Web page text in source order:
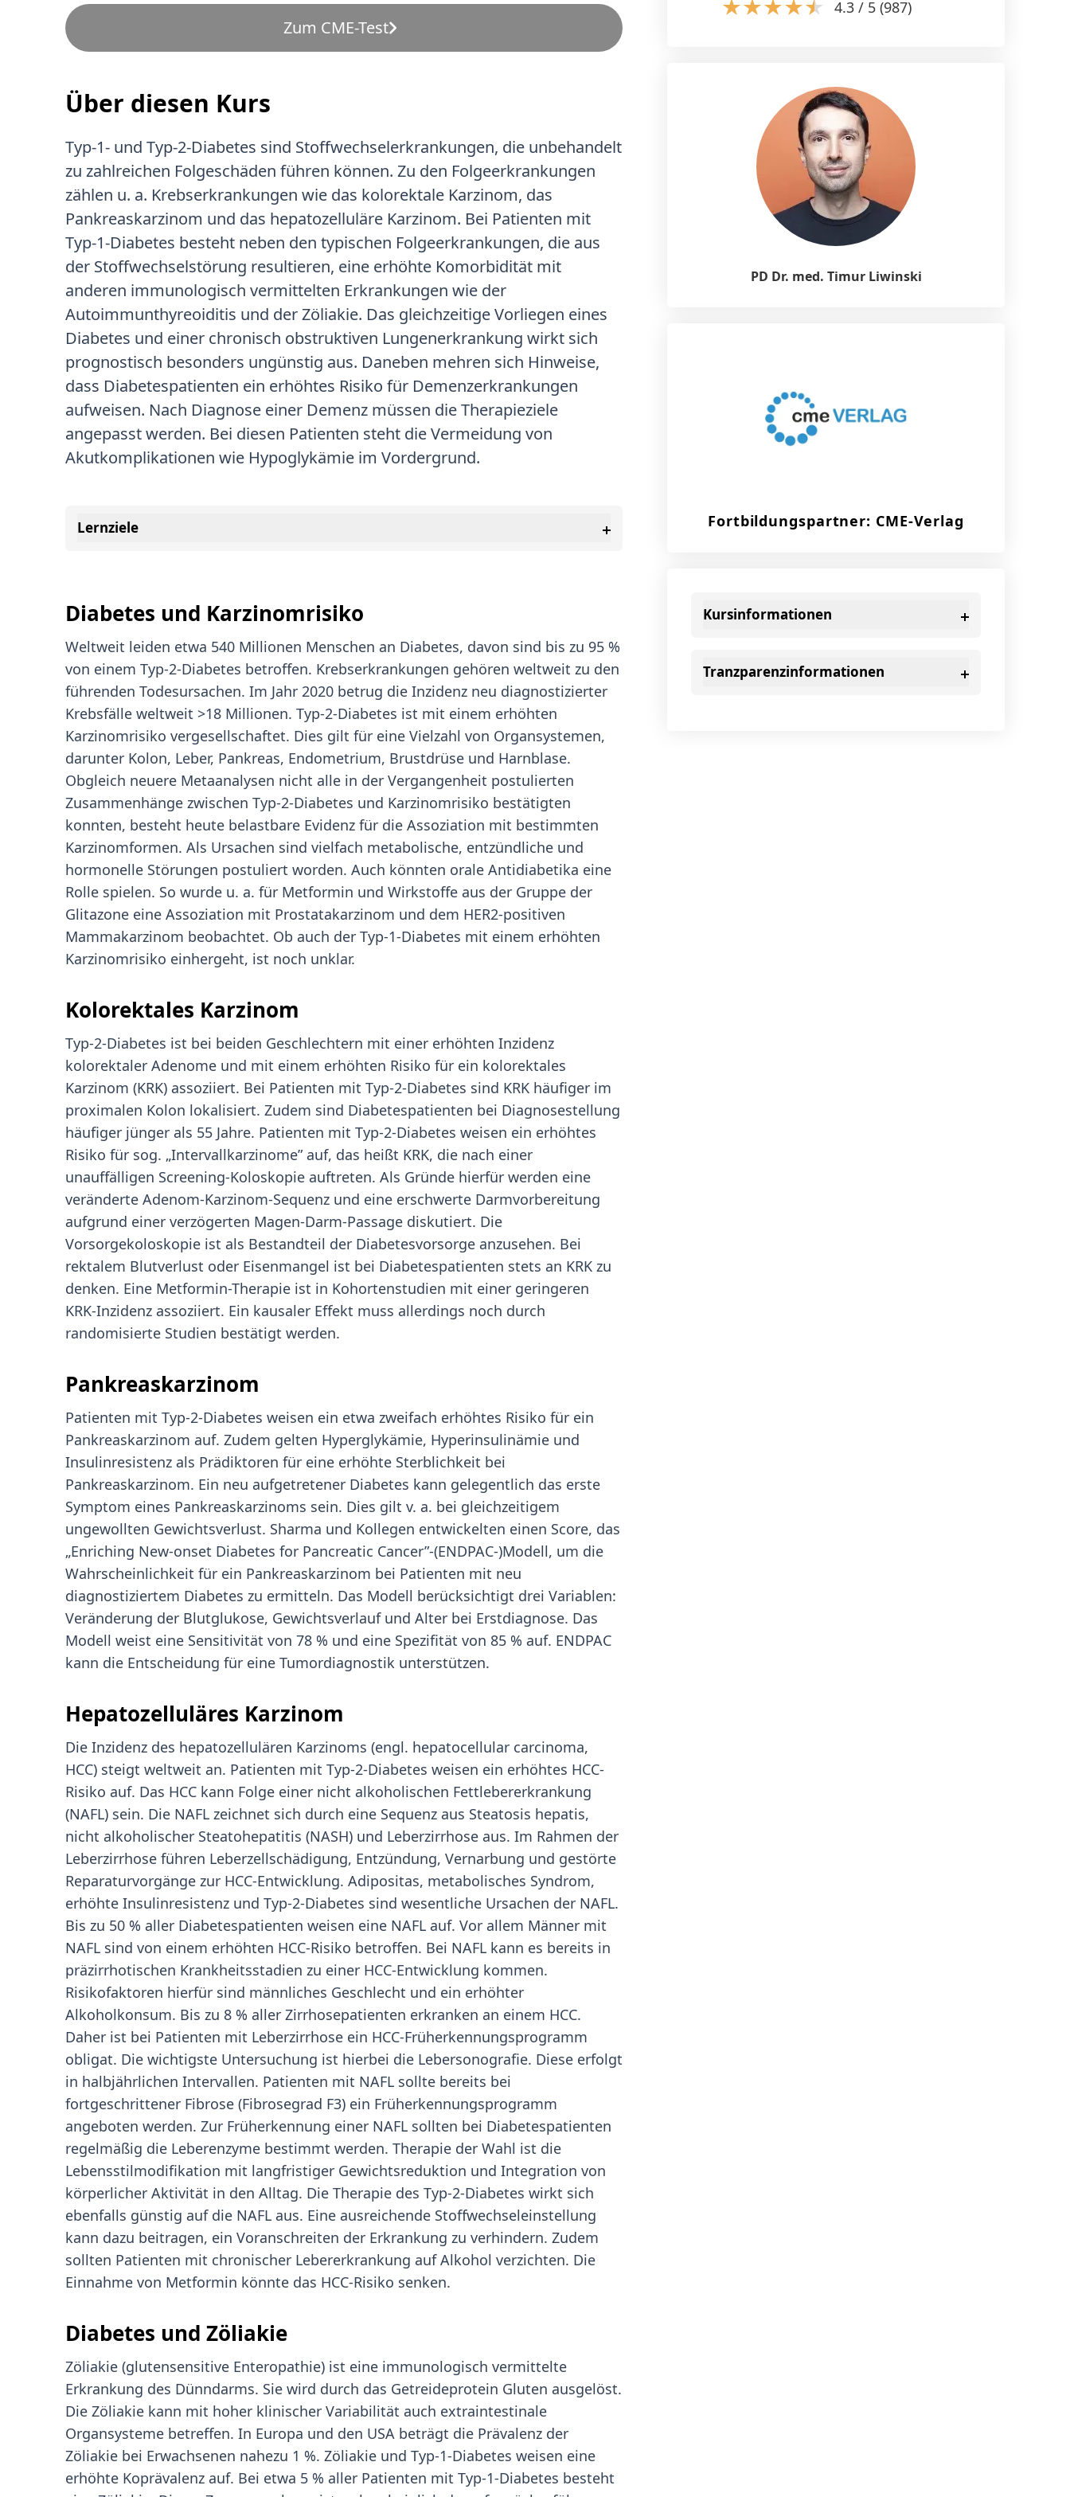
Zum CME-Test
Über diesen Kurs
Typ-1- und Typ-2-Diabetes sind Stoffwechselerkrankungen, die unbehandelt
zu zahlreichen Folgeschäden führen können. Zu den Folgeerkrankungen
zählen u. a. Krebserkrankungen wie das kolorektale Karzinom, das
Pankreaskarzinom und das hepatozelluläre Karzinom. Bei Patienten mit
Typ-1-Diabetes besteht neben den typischen Folgeerkrankungen, die aus
der Stoffwechselstörung resultieren, eine erhöhte Komorbidität mit
anderen immunologisch vermittelten Erkrankungen wie der
Autoimmunthyreoiditis und der Zöliakie. Das gleichzeitige Vorliegen eines
Diabetes und einer chronisch obstruktiven Lungenerkrankung wirkt sich
prognostisch besonders ungünstig aus. Daneben mehren sich Hinweise,
dass Diabetespatienten ein erhöhtes Risiko für Demenzerkrankungen
aufweisen. Nach Diagnose einer Demenz müssen die Therapieziele
angepasst werden. Bei diesen Patienten steht die Vermeidung von
Akutkomplikationen wie Hypoglykämie im Vordergrund.
Lernziele
Diabetes und Karzinomrisiko
Weltweit leiden etwa 540 Millionen Menschen an Diabetes, davon sind bis zu 95 %
von einem Typ-2-Diabetes betroffen. Krebserkrankungen gehören weltweit zu den
führenden Todesursachen. Im Jahr 2020 betrug die Inzidenz neu diagnostizierter
Krebsfälle weltweit >18 Millionen. Typ-2-Diabetes ist mit einem erhöhten
Karzinomrisiko vergesellschaftet. Dies gilt für eine Vielzahl von Organsystemen,
darunter Kolon, Leber, Pankreas, Endometrium, Brustdrüse und Harnblase.
Obgleich neuere Metaanalysen nicht alle in der Vergangenheit postulierten
Zusammenhänge zwischen Typ-2-Diabetes und Karzinomrisiko bestätigten
konnten, besteht heute belastbare Evidenz für die Assoziation mit bestimmten
Karzinomformen. Als Ursachen sind vielfach metabolische, entzündliche und
hormonelle Störungen postuliert worden. Auch könnten orale Antidiabetika eine
Rolle spielen. So wurde u. a. für Metformin und Wirkstoffe aus der Gruppe der
Glitazone eine Assoziation mit Prostatakarzinom und dem HER2-positiven
Mammakarzinom beobachtet. Ob auch der Typ-1-Diabetes mit einem erhöhten
Karzinomrisiko einhergeht, ist noch unklar.
Kolorektales Karzinom
Typ-2-Diabetes ist bei beiden Geschlechtern mit einer erhöhten Inzidenz
kolorektaler Adenome und mit einem erhöhten Risiko für ein kolorektales
Karzinom (KRK) assoziiert. Bei Patienten mit Typ-2-Diabetes sind KRK häufiger im
proximalen Kolon lokalisiert. Zudem sind Diabetespatienten bei Diagnosestellung
häufiger jünger als 55 Jahre. Patienten mit Typ-2-Diabetes weisen ein erhöhtes
Risiko für sog. „Intervallkarzinome” auf, das heißt KRK, die nach einer
unauffälligen Screening-Koloskopie auftreten. Als Gründe hierfür werden eine
veränderte Adenom-Karzinom-Sequenz und eine erschwerte Darmvorbereitung
aufgrund einer verzögerten Magen-Darm-Passage diskutiert. Die
Vorsorgekoloskopie ist als Bestandteil der Diabetesvorsorge anzusehen. Bei
rektalem Blutverlust oder Eisenmangel ist bei Diabetespatienten stets an KRK zu
denken. Eine Metformin-Therapie ist in Kohortenstudien mit einer geringeren
KRK-Inzidenz assoziiert. Ein kausaler Effekt muss allerdings noch durch
randomisierte Studien bestätigt werden.
Pankreaskarzinom
Patienten mit Typ-2-Diabetes weisen ein etwa zweifach erhöhtes Risiko für ein
Pankreaskarzinom auf. Zudem gelten Hyperglykämie, Hyperinsulinämie und
Insulinresistenz als Prädiktoren für eine erhöhte Sterblichkeit bei
Pankreaskarzinom. Ein neu aufgetretener Diabetes kann gelegentlich das erste
Symptom eines Pankreaskarzinoms sein. Dies gilt v. a. bei gleichzeitigem
ungewollten Gewichtsverlust. Sharma und Kollegen entwickelten einen Score, das
„Enriching New-onset Diabetes for Pancreatic Cancer”-(ENDPAC-)Modell, um die
Wahrscheinlichkeit für ein Pankreaskarzinom bei Patienten mit neu
diagnostiziertem Diabetes zu ermitteln. Das Modell berücksichtigt drei Variablen:
Veränderung der Blutglukose, Gewichtsverlauf und Alter bei Erstdiagnose. Das
Modell weist eine Sensitivität von 78 % und eine Spezifität von 85 % auf. ENDPAC
kann die Entscheidung für eine Tumordiagnostik unterstützen.
Hepatozelluläres Karzinom
Die Inzidenz des hepatozellulären Karzinoms (engl. hepatocellular carcinoma,
HCC) steigt weltweit an. Patienten mit Typ-2-Diabetes weisen ein erhöhtes HCC-
Risiko auf. Das HCC kann Folge einer nicht alkoholischen Fettlebererkrankung
(NAFL) sein. Die NAFL zeichnet sich durch eine Sequenz aus Steatosis hepatis,
nicht alkoholischer Steatohepatitis (NASH) und Leberzirrhose aus. Im Rahmen der
Leberzirrhose führen Leberzellschädigung, Entzündung, Vernarbung und gestörte
Reparaturvorgänge zur HCC-Entwicklung. Adipositas, metabolisches Syndrom,
erhöhte Insulinresistenz und Typ-2-Diabetes sind wesentliche Ursachen der NAFL.
Bis zu 50 % aller Diabetespatienten weisen eine NAFL auf. Vor allem Männer mit
NAFL sind von einem erhöhten HCC-Risiko betroffen. Bei NAFL kann es bereits in
präzirrhotischen Krankheitsstadien zu einer HCC-Entwicklung kommen.
Risikofaktoren hierfür sind männliches Geschlecht und ein erhöhter
Alkoholkonsum. Bis zu 8 % aller Zirrhosepatienten erkranken an einem HCC.
Daher ist bei Patienten mit Leberzirrhose ein HCC-Früherkennungsprogramm
obligat. Die wichtigste Untersuchung ist hierbei die Lebersonografie. Diese erfolgt
in halbjährlichen Intervallen. Patienten mit NAFL sollte bereits bei
fortgeschrittener Fibrose (Fibrosegrad F3) ein Früherkennungsprogramm
angeboten werden. Zur Früherkennung einer NAFL sollten bei Diabetespatienten
regelmäßig die Leberenzyme bestimmt werden. Therapie der Wahl ist die
Lebensstilmodifikation mit langfristiger Gewichtsreduktion und Integration von
körperlicher Aktivität in den Alltag. Die Therapie des Typ-2-Diabetes wirkt sich
ebenfalls günstig auf die NAFL aus. Eine ausreichende Stoffwechseleinstellung
kann dazu beitragen, ein Voranschreiten der Erkrankung zu verhindern. Zudem
sollten Patienten mit chronischer Lebererkrankung auf Alkohol verzichten. Die
Einnahme von Metformin könnte das HCC-Risiko senken.
Diabetes und Zöliakie
Zöliakie (glutensensitive Enteropathie) ist eine immunologisch vermittelte
Erkrankung des Dünndarms. Sie wird durch das Getreideprotein Gluten ausgelöst.
Die Zöliakie kann mit hoher klinischer Variabilität auch extraintestinale
Organsysteme betreffen. In Europa und den USA beträgt die Prävalenz der
Zöliakie bei Erwachsenen nahezu 1 %. Zöliakie und Typ-1-Diabetes weisen eine
erhöhte Koprävalenz auf. Bei etwa 5 % aller Patienten mit Typ-1-Diabetes besteht
4.3 / 5 (987)
PD Dr. med. Timur Liwinski
Fortbildungspartner: CME-Verlag
Kursinformationen
Tranzparenzinformationen